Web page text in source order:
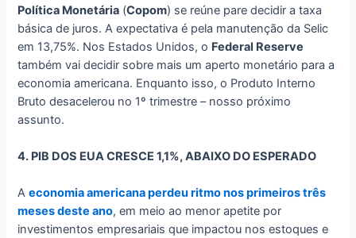
Política Monetária (Copom) se reúne pare decidir a taxa
básica de juros. A expectativa é pela manutenção da Selic
em 13,75%. Nos Estados Unidos, o Federal Reserve
também vai decidir sobre mais um aperto monetário para a
economia americana. Enquanto isso, o Produto Interno
Bruto desacelerou no 1º trimestre – nosso próximo
assunto.
4. PIB DOS EUA CRESCE 1,1%, ABAIXO DO ESPERADO
Aeconomia americana perdeu ritmo nos primeiros três
meses deste ano, em meio ao menor apetite por
investimentos empresariais que impactou nos estoques e